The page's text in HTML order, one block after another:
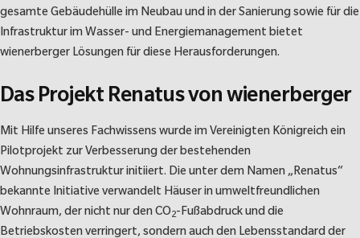
gesamte Gebäudehülle im Neubau und in der Sanierung sowie für die
Infrastruktur im Wasser- und Energiemanagement bietet
wienerberger Lösungen für diese Herausforderungen.
Das Projekt Renatus von wienerberger
Mit Hilfe unseres Fachwissens wurde im Vereinigten Königreich ein
Pilotprojekt zur Verbesserung der bestehenden
Wohnungsinfrastruktur initiiert. Die unter dem Namen „Renatus“
bekannte Initiative verwandelt Häuser in umweltfreundlichen
Wohnraum, der nicht nur den CO2-Fußabdruck und die
Betriebskosten verringert, sondern auch den Lebensstandard der